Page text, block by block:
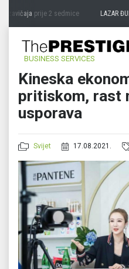
zavičajaprije 2 sedmice LAZAR
BUSINESS SERVICES
Kineska
pritiskom, rast
usporava
Svijet 17.08.2021.